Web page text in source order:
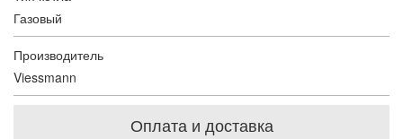
Газовый
Производитель
Viessmann
Оплата и доставка